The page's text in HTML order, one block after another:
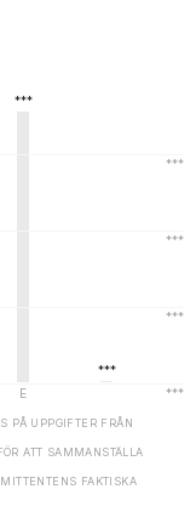
PÅ UPPGIFTER FRÅN
ATT SAMMANSTÄLLA
FAKTISKA